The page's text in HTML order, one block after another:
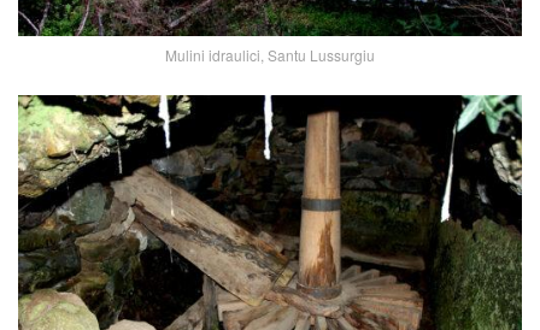
Mulini idraulici, Santu Lussurgiu